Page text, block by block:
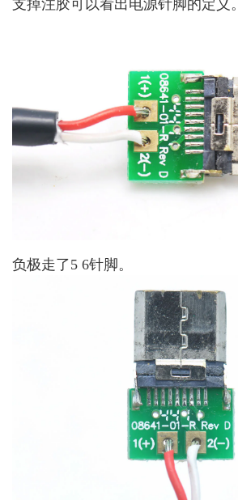
支掉注胶可以看出电源针脚的定义。
负极走了5 6针脚。